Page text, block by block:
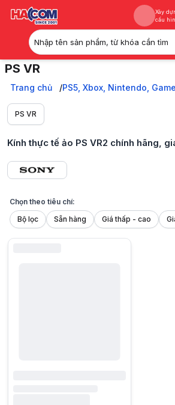
Xây
cấu
Nhập tên sản phẩm, từ khóa cần tìm
Xây
PS VR
Mua kính thực tế ảo PS VR2 chính hãng,
Trang chủ
Kính Thực Tế Ảo Chơi Game
PS VR
Trang chủ PS5, Xbox, Nintendo,
PS VR
Kính thực tế ảo PS VR2 chính hãng,
Chọn theo tiêu chí:
Bộ lọc
Sẵn hàng Giá thấp - cao